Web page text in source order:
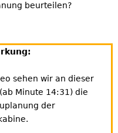
beurteilen?
sehen wir an dieser
Minute 14:31) die
der